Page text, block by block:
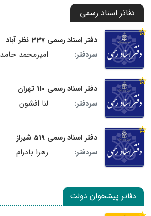
دفاتر اسناد رسمی
دفتر اسناد رسمی 337 نظر آباد
سردفتر:
امیرمحمد حامد
دفتر اسناد رسمی 110 تهران
سردفتر:
لنا افشون
دفتر اسناد رسمی 519 شیراز
سردفتر:
زهرا بادرام
دفاتر پیشخوان دولت